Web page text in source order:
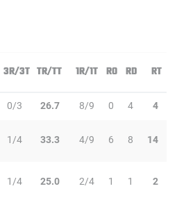
3R/3T TR/TT 1R/1T RO RD RT
0/3 26.7 8/9 0 4 4
1/4 33.3 4/9 6 8 14
1/4 25.0 2/4 1 1 2